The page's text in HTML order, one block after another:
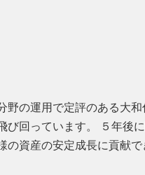
の運用で定評のある大
回っています。 ５年後
資産の安定成長に貢献で